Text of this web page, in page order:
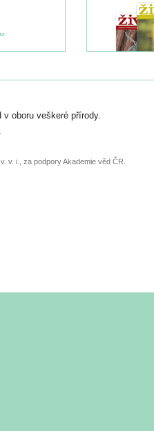
nebo
oboru veškeré přírody.
v. i., za podpory Akademie věd ČR.